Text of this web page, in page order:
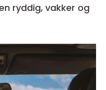
ryddig, vakker og